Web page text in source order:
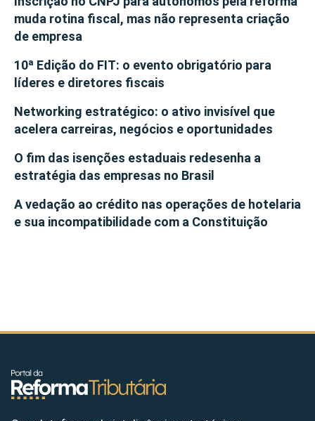
muda rotina fiscal, mas não representa criação
de empresa
10ª Edição do FIT: o evento obrigatório para
líderes e diretores fiscais
Networking estratégico: o ativo invisível que
acelera carreiras, negócios e oportunidades
O fim das isenções estaduais redesenha a
estratégia das empresas no Brasil
A vedação ao crédito nas operações de hotelaria
e sua incompatibilidade com a Constituição